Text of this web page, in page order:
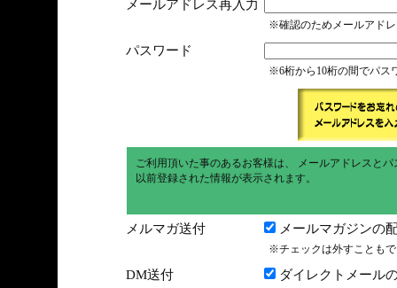
メールアドレス再入力
※確認のためメールアド
パスワード
※6桁から10桁の間でパス
ご利用頂いた事のあるお客様は、 メールアドレスと
以前登録された情報が表示されます。
メルマガ送付 メールマガジンの
※チェックは外すことも
DM送付 ダイレクトメール